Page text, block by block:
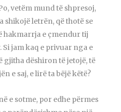
vetëm mund të shpresoj,
shikojë letrën, që thotë se
hakmarrja e çmendur tij
jam kaq e privuar nga e
gjitha dëshiron të jetojë, të
e saj, e lirë ta bëjë këtë?
e sotme, por edhe përmes